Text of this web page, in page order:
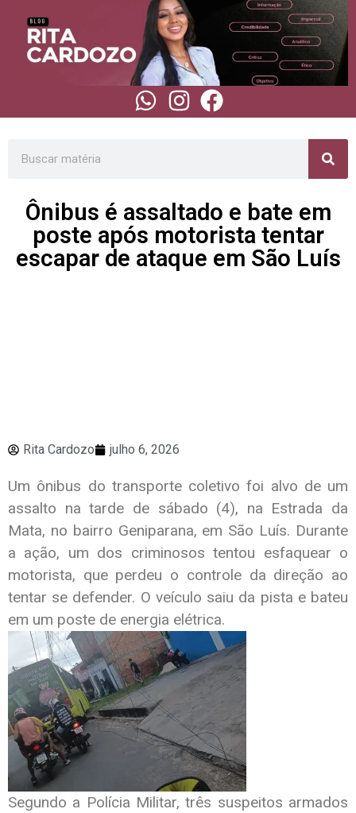
Ônibus é assaltado e bate em
poste após motorista tentar
escapar de ataque em São Luís
Rita Cardozo julho 6, 2026
Um ônibus do transporte coletivo foi alvo de um
assalto na tarde de sábado (4), na Estrada da
Mata, no bairro Geniparana, em São Luís. Durante
a ação, um dos criminosos tentou esfaquear o
motorista, que perdeu o controle da direção ao
tentar se defender. O veículo saiu da pista e bateu
em um poste de energia elétrica.
Segundo a Polícia Militar, três suspeitos armados